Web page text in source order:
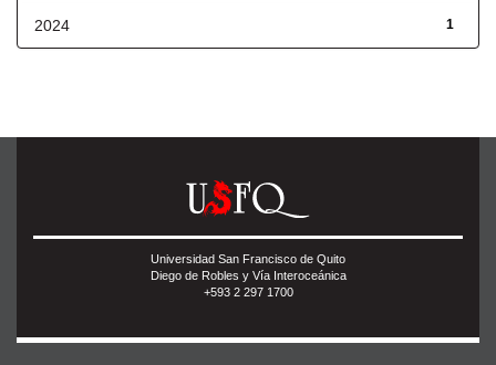
1
2024
Universidad San Francisco de Quito
Diego de Robles y Vía Interoceánica
+593 2 297 1700